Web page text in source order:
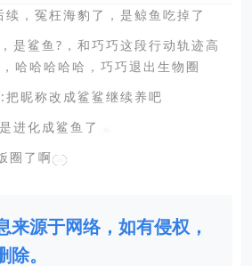
续，冤枉海豹了，是鲸鱼吃掉了
是鲨鱼?，和巧巧这段行动轨迹高
哈哈哈哈哈，巧巧退出生物圈
:把昵称改成鲨鲨继续养吧
进化成鲨鱼了
圈了啊
来源于网络，如有侵权，
除。